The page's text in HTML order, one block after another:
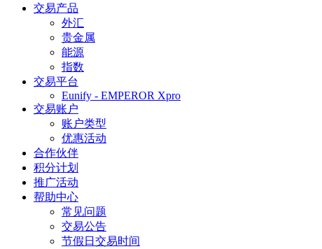
交易产品
外汇
贵金属
能源
指数
交易平台
Eunify - EMPEROR Xpro
交易账户
账户类型
优惠活动
合作伙伴
积分计划
推广活动
帮助中心
常见问题
交易公告
节假日交易时间